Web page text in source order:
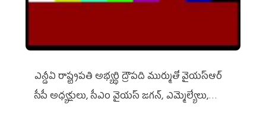
ఎన్డీఏ రాష్ట్ర‌ప‌తి అభ్య‌ర్థి ద్రౌప‌ది ముర్ముతో వైయ‌స్ఆర్
సీపీ అధ్య‌క్షులు, సీఎం వైయ‌స్ జ‌గ‌న్, ఎమ్మెల్యేలు,